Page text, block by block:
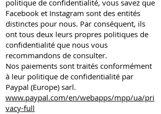
politique de confidentialité, vous savez que
Facebook et Instagram sont des entités
distinctes pour nous. Par conséquent, ils
ont tous deux leurs propres politiques de
confidentialité que nous vous
recommandons de consulter.
Nos paiements sont traités conformément
à leur politique de confidentialité par
Paypal (Europe) sarl.
www.paypal.com/en/webapps/mpp/ua/pri
vacy-full